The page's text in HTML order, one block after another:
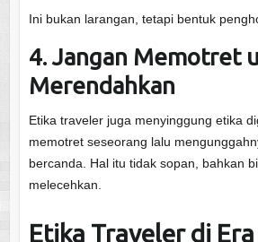
Ini bukan larangan, tetapi bentuk
4. Jangan Memotret
Merendahkan
Etika traveler juga menyinggung etika
memotret seseorang lalu
bercanda. Hal itu tidak sopan, bahkan
melecehkan.
Etika Traveler di